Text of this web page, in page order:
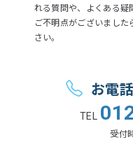
れる質問や、よくある疑
ご不明点がございまし
さい。
お電
TEL
受付